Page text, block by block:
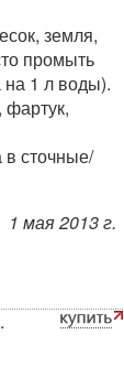
земля,
промыть
на 1 л воды).
фартук,
сточные/
1 мая 2013 г.